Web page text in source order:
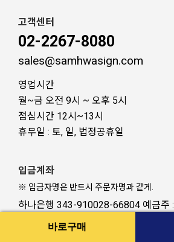
고객센터
02-2267-8080
sales@samhwasign.com
영업시간
월~금 오전 9시 ~ 오후 5시
점심시간 12시~13시
휴무일 : 토, 일, 법정공휴일
입금계좌
※ 입금자명은 반드시 주문자명과 같게.
하나은행 343-910028-66804 예금주 :